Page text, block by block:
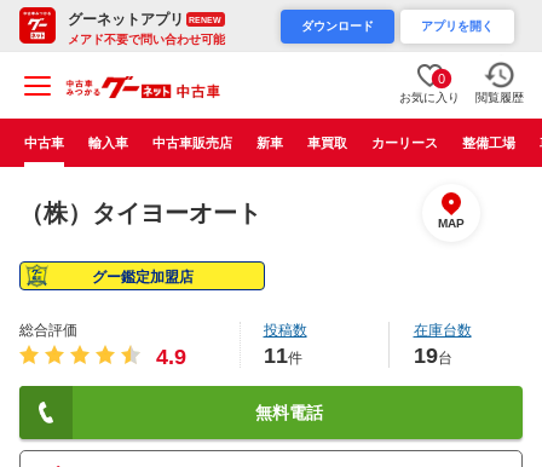
グーネットアプリ RENEW
メアド不要で問い合わせ可能
ダウンロード アプリを開く
0
お気に入り 閲覧履歴
中古車 輸入車 中古車販売店 新車 車買取 カーリース 整備工場
（株）タイヨーオート MAP
グー鑑定加盟店
総合評価
4.9
投稿数
11件
在庫台数
19台
無料電話